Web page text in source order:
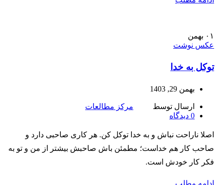
۰۱ بهمن
عکس نوشت
توکل به خدا
بهمن 29, 1403
ارسال توسط
مرکز مطالعات
0 دیدگاه
اصلا ناراحت نباش و به خدا توکل کن. هر کاری صاحبی دارد و
صاحب کار هم خداست؛ مطمئن باش صاحبش بیشتر از من و تو به
فکر کار خودش است.
ادامه مطلب